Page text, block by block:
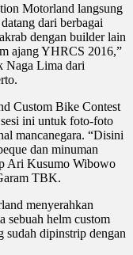
Motorland langsung
dari berbagai
dengan builder lain
ajang YHRCS 2016,”
Naga Lima dari
Custom Bike Contest
ini untuk foto-foto
mancanegara. “Disini
dan minuman
Ari Kusumo Wibowo
TBK.
menyerahkan
sebuah helm custom
sudah dipinstrip dengan